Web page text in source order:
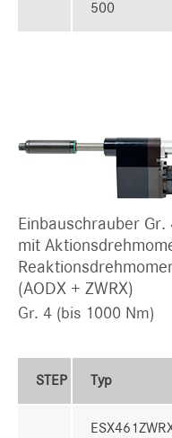
500
Einbauschrauber
mit
(AODX + ZWRX)
Gr. 4 (bis 1000 Nm)
STEP Typ